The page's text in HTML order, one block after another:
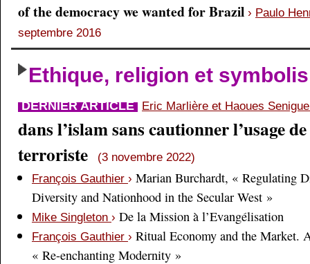
of the democracy we wanted for Brazil › Paulo
septembre 2016
Ethique, religion et
DERNIER ARTICLE Eric Marlière et Haoues
dans l’islam sans cautionner l’usage
terroriste
(3 novembre 2022)
François Gauthier › Marian Burchardt, « Regulating
Diversity and Nationhood in the Secular West »
Mike Singleton › De la Mission à l’Evangélisation
François Gauthier › Ritual Economy and the Market.
« Re-enchanting Modernity »